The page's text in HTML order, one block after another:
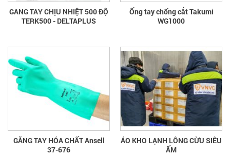
GANG TAY CHỊU NHIỆT 500 ĐỘ
TERK500 - DELTAPLUS
Ống tay chống cắt Takumi
WG1000
GĂNG TAY HÓA CHẤT Ansell
37-676
ÁO KHO LẠNH LÔNG CỪU SIÊU
ẤM